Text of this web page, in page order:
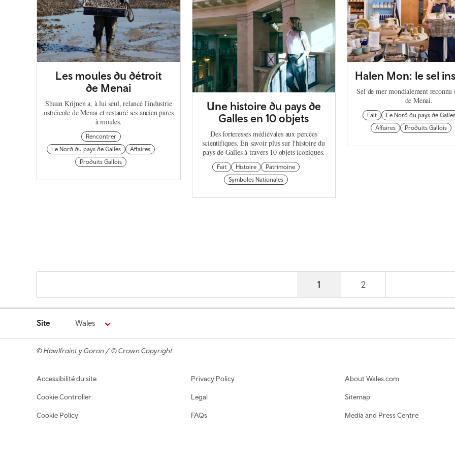
Les moules du détroit
de Menai
Shaun Krijnen a, à lui seul, relancé l'industrie
ostréicole de Menai et restauré ses ancien parcs
à moules.
Rencontrer
Le Nord du pays de Galles
Affaires
Produits Gallois
Une histoire du pays de
Galles en 10 objets
Des forteresses médiévales aux percées
scientifiques. En savoir plus sur l'histoire du
pays de Galles à travers 10 objets iconiques.
Fait Histoire
Patrimoine
Symboles Nationales
Halen Mon: le sel
Sel de mer mondialement
de Menai.
Fait
Le Nord du pays de Galles
Affaires
Produits Gallois
Current page
1 Page
2
Site Wales
© Hawlfraint y Goron / © Crown Copyright
Footer navigation
Accessibilité du site
Cookie Controller
Cookie Policy
Privacy Policy
Legal
FAQs
About Wales.com
Sitemap
Media and Press Centre